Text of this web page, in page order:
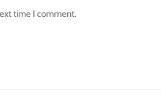
time I comment.